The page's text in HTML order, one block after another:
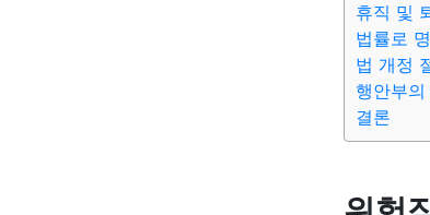
휴직 및
법률로
법 개정
행안부
결론